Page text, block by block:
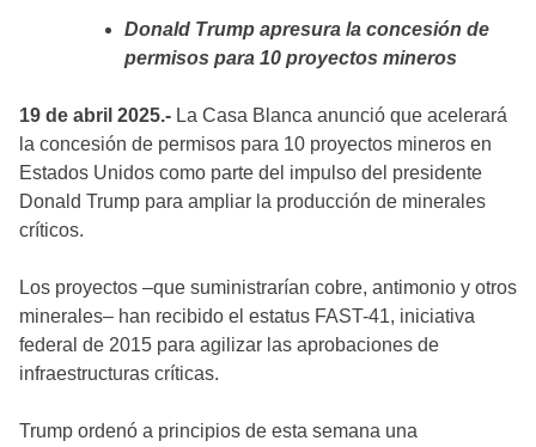
Donald Trump apresura la concesión de
permisos para 10 proyectos mineros
19 de abril 2025.- La Casa Blanca anunció que acelerará
la concesión de permisos para 10 proyectos mineros en
Estados Unidos como parte del impulso del presidente
Donald Trump para ampliar la producción de minerales
críticos.
Los proyectos –que suministrarían cobre, antimonio y otros
minerales– han recibido el estatus FAST-41, iniciativa
federal de 2015 para agilizar las aprobaciones de
infraestructuras críticas.
Trump ordenó a principios de esta semana una